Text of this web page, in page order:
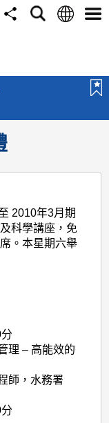
分
搜
語
選
2010年3月期
科學講座，免
。本星期六舉
理 – 高能效的
師，水務署